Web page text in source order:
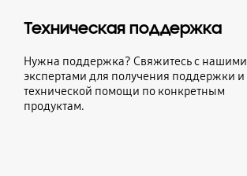
Техническая поддержка
Нужна поддержка? Свяжитесь с нашими
экспертами для получения поддержки и
технической помощи по конкретным
продуктам.